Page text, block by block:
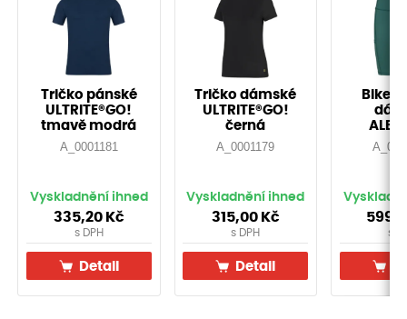
Tričko pánské
ULTRITE®GO!
tmavě modrá
A_0001181
Vyskladnění ihned
335,20 Kč
s DPH
Detail
Tričko dámské
ULTRITE®GO!
černá
A_0001179
Vyskladnění ihned
315,00 Kč
s DPH
Detail
Biker
s